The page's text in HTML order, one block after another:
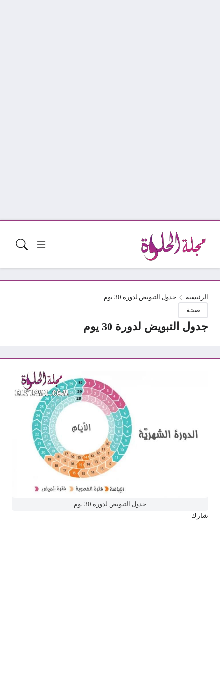
الرئيسية جدول التبويض لدورة 30 يوم
صحة
جدول التبويض لدورة 30 يوم
جدول التبويض لدورة 30 يوم
شارك